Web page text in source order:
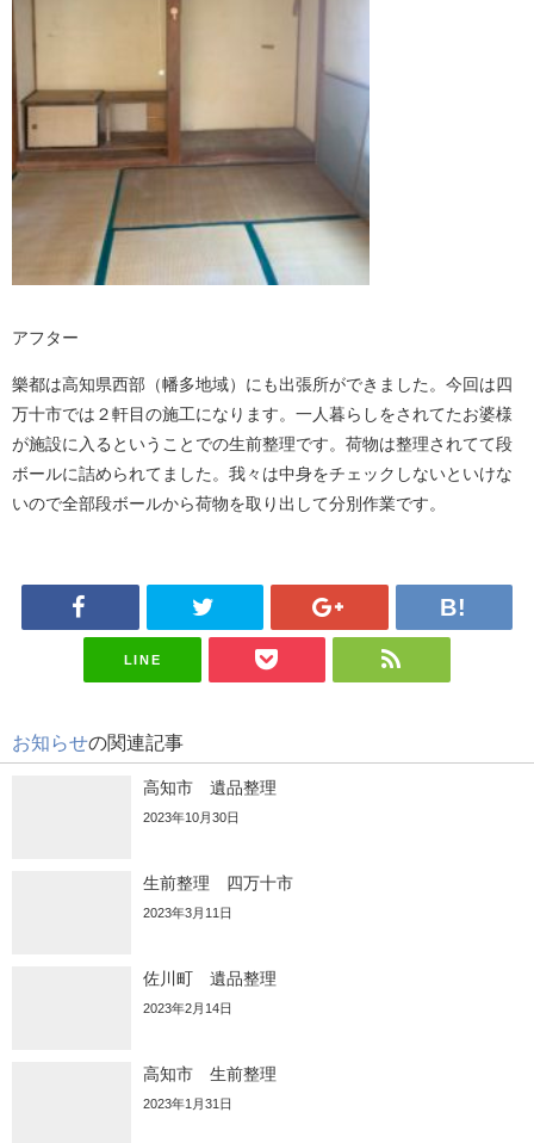
アフター
樂都は高知県西部（幡多地域）にも出張所ができました。今回は四
万十市では２軒目の施工になります。一人暮らしをされてたお婆様
が施設に入るということでの生前整理です。荷物は整理されてて段
ボールに詰められてました。我々は中身をチェックしないといけな
いので全部段ボールから荷物を取り出して分別作業です。
LINE
お知らせの関連記事
高知市 遺品整理
2023年10月30日
生前整理 四万十市
2023年3月11日
佐川町 遺品整理
2023年2月14日
高知市 生前整理
2023年1月31日